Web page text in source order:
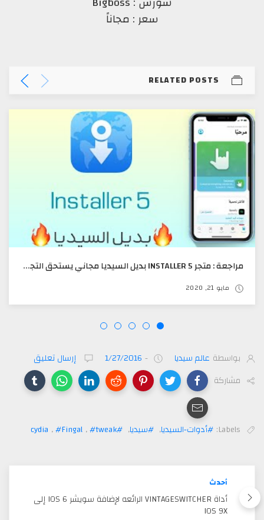
سعر : مجاناً
RELATED POSTS
‏مراجعة : متجر INSTALLER 5 بديل ⁧‫السيديا‬⁩ مجاني يستحق التجربه
مايو 21, 2020
بواسطة عالم سيديا -
1/27/2016
إرسال تعليق
مشاركة
Labels: #أدوات-السيديا, #سيديا,
#cydia
,#Fingal ,#tweak
أحدث
أداة VINTAGESWITCHER الرائعه لإضافة سويشر IOS 6 إلى
IOS 9X